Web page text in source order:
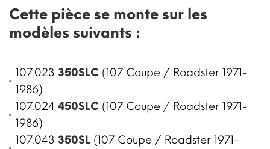
Cette pièce se monte sur les
modèles suivants :
107.023 350SLC (107 Coupe / Roadster 1971-
1986)
107.024 450SLC (107 Coupe / Roadster 1971-
1986)
107.043 350SL (107 Coupe / Roadster 1971-